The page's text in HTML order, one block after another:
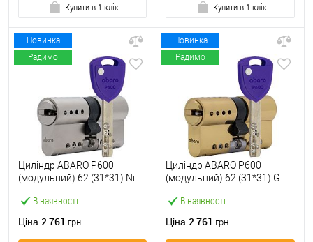
Купити в 1 клік Купити в 1 клік
Новинка
Радимо
В наявності
Циліндр ABARO P600
(модульний) 62 (31*31) Ni
Ціна 2 761 грн.
Новинка
Радимо
В наявності
Циліндр ABARO P600
(модульний) 62 (31*31) G
Ціна 2 761 грн.